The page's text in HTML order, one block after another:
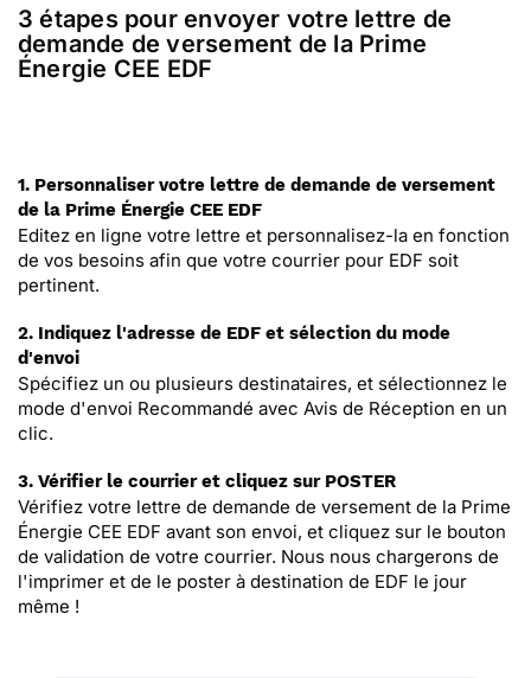
3 étapes pour envoyer votre lettre de
demande de versement de la Prime
Énergie CEE EDF
1. Personnaliser votre lettre de demande de versement
de la Prime Énergie CEE EDF
Editez en ligne votre lettre et personnalisez-la en fonction
de vos besoins afin que votre courrier pour EDF soit
pertinent.
2. Indiquez l'adresse de EDF et sélection du mode
d'envoi
Spécifiez un ou plusieurs destinataires, et sélectionnez le
mode d'envoi Recommandé avec Avis de Réception en un
clic.
3. Vérifier le courrier et cliquez sur POSTER
Vérifiez votre lettre de demande de versement de la Prime
Énergie CEE EDF avant son envoi, et cliquez sur le bouton
de validation de votre courrier. Nous nous chargerons de
l'imprimer et de le poster à destination de EDF le jour
même !